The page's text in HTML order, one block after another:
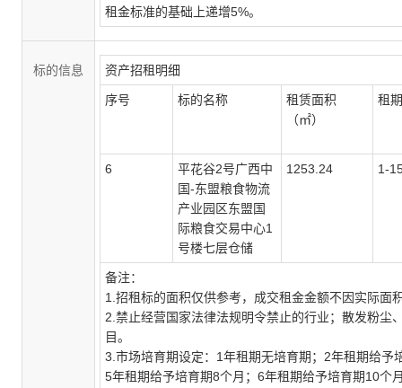
租金标准的基础上递增5%。
标的信息 资产招租明细
序号 标的名称
租赁面积
（㎡）
租
6 平花谷2号广西中
国-东盟粮食物流
产业园区东盟国
际粮食交易中心1
号楼七层仓储
1253.24 1-
备注：
1.招租标的面积仅供参考，成交租金金额不因实际面
2.禁止经营国家法律法规明令禁止的行业；散发粉尘
目。
3.市场培育期设定：1年租期无培育期；2年租期给
5年租期给予培育期8个月；6年租期给予培育期10个